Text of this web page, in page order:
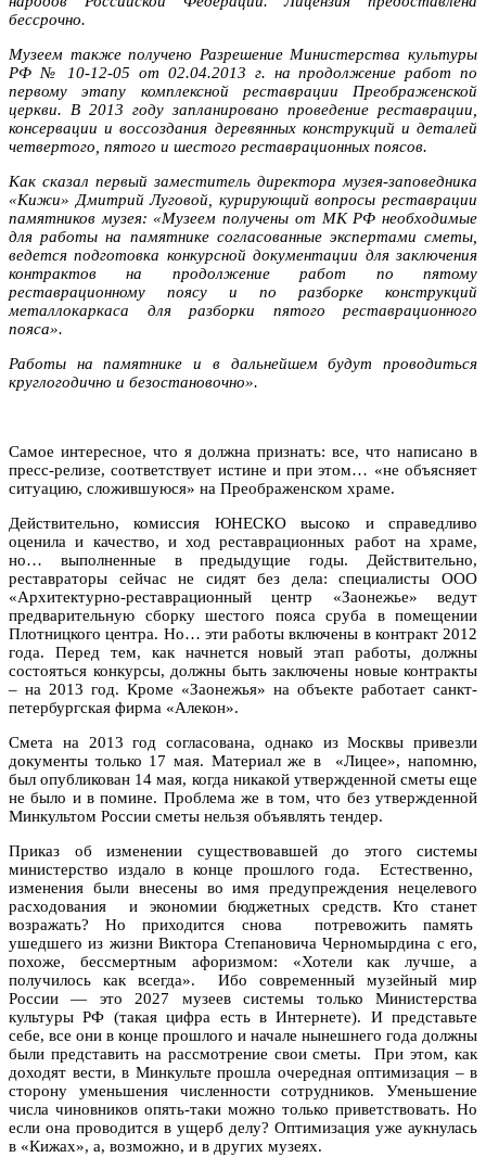
бессрочно.
Музеем также получено Разрешение Министерства культуры
РФ № 10-12-05 от 02.04.2013 г. на продолжение работ по
первому этапу комплексной реставрации Преображенской
церкви. В 2013 году запланировано проведение реставрации,
консервации и воссоздания деревянных конструкций и деталей
четвертого, пятого и шестого реставрационных поясов.
Как сказал первый заместитель директора музея-заповедника
«Кижи» Дмитрий Луговой, курирующий вопросы реставрации
памятников музея: «Музеем получены от МК РФ необходимые
для работы на памятнике согласованные экспертами сметы,
ведется подготовка конкурсной документации для заключения
контрактов на продолжение работ по пятому
реставрационному поясу и по разборке конструкций
металлокаркаса для разборки пятого реставрационного
пояса».
Работы на памятнике и в дальнейшем будут проводиться
круглогодично и безостановочно».
Самое интересное, что я должна признать: все, что написано в
пресс-релизе, соответствует истине и при этом… «не объясняет
ситуацию, сложившуюся» на Преображенском храме.
Действительно, комиссия ЮНЕСКО высоко и справедливо
оценила и качество, и ход реставрационных работ на храме,
но… выполненные в предыдущие годы. Действительно,
реставраторы сейчас не сидят без дела: специалисты ООО
«Архитектурно-реставрационный центр «Заонежье» ведут
предварительную сборку шестого пояса сруба в помещении
Плотницкого центра. Но… эти работы включены в контракт 2012
года. Перед тем, как начнется новый этап работы, должны
состояться конкурсы, должны быть заключены новые контракты
– на 2013 год. Кроме «Заонежья» на объекте работает санкт-
петербургская фирма «Алекон».
Смета на 2013 год согласована, однако из Москвы привезли
документы только 17 мая. Материал же в «Лицее», напомню,
был опубликован 14 мая, когда никакой утвержденной сметы еще
не было и в помине. Проблема же в том, что без утвержденной
Минкультом России сметы нельзя объявлять тендер.
Приказ об изменении существовавшей до этого системы
министерство издало в конце прошлого года. Естественно,
изменения были внесены во имя предупреждения нецелевого
расходования и экономии бюджетных средств. Кто станет
возражать? Но приходится снова потревожить память
ушедшего из жизни Виктора Степановича Черномырдина с его,
похоже, бессмертным афоризмом: «Хотели как лучше, а
получилось как всегда». Ибо современный музейный мир
России — это 2027 музеев системы только Министерства
культуры РФ (такая цифра есть в Интернете). И представьте
себе, все они в конце прошлого и начале нынешнего года должны
были представить на рассмотрение свои сметы. При этом, как
доходят вести, в Минкульте прошла очередная оптимизация – в
сторону уменьшения численности сотрудников. Уменьшение
числа чиновников опять-таки можно только приветствовать. Но
если она проводится в ущерб делу? Оптимизация уже аукнулась
в «Кижах», а, возможно, и в других музеях.